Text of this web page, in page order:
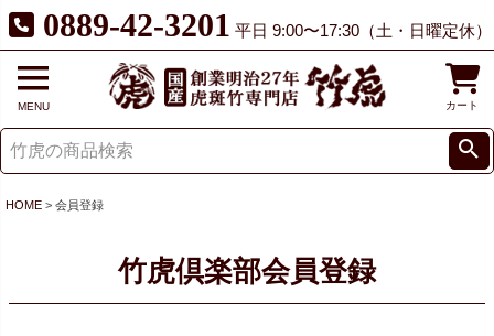
0889-42-3201 平日 9:00〜17:30（土・日曜定休）
MENU カート
HOME 会員登録
竹虎倶楽部会員登録